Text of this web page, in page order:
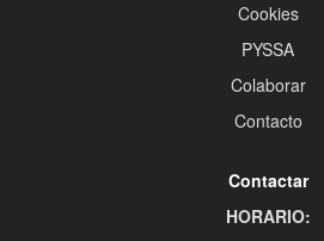
Cookies
PYSSA
Colaborar
Contacto
Contactar
HORARIO: